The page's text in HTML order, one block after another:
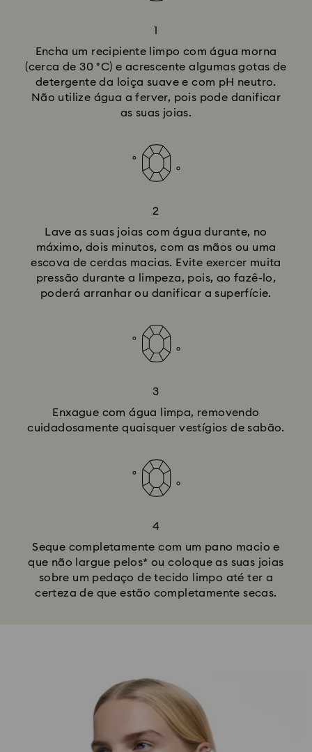
1
Encha um recipiente limpo com água morna
(cerca de 30 °C) e acrescente algumas gotas de
detergente da loiça suave e com pH neutro.
Não utilize água a ferver, pois pode danificar
as suas joias.
2
Lave as suas joias com água durante, no
máximo, dois minutos, com as mãos ou uma
escova de cerdas macias. Evite exercer muita
pressão durante a limpeza, pois, ao fazê-lo,
poderá arranhar ou danificar a superfície.
3
Enxague com água limpa, removendo
cuidadosamente quaisquer vestígios de sabão.
4
Seque completamente com um pano macio e
que não largue pelos* ou coloque as suas joias
sobre um pedaço de tecido limpo até ter a
certeza de que estão completamente secas.